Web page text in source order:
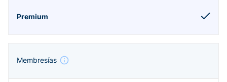
Membresías